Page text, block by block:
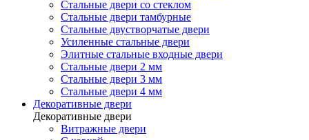
Стальные двери со стеклом
Стальные двери тамбурные
Стальные двустворчатые двери
Усиленные стальные двери
Элитные стальные входные двери
Стальные двери 2 мм
Стальные двери 3 мм
Стальные двери 4 мм
Декоративные двери
Декоративные двери
Витражные двери